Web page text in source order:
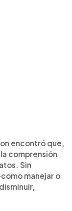
encontró que,
comprensión
Sin
manejar o